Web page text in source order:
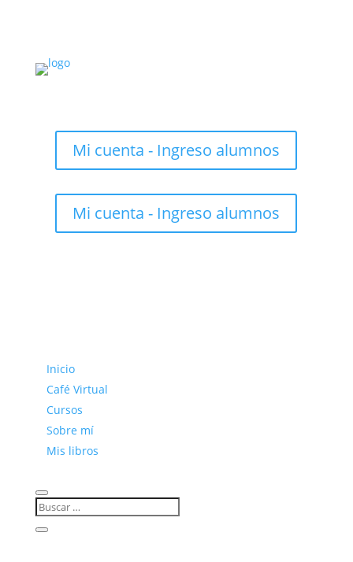
Mi cuenta - Ingreso alumnos
Mi cuenta - Ingreso alumnos
Inicio
Café Virtual
Cursos
Sobre mí
Mis libros